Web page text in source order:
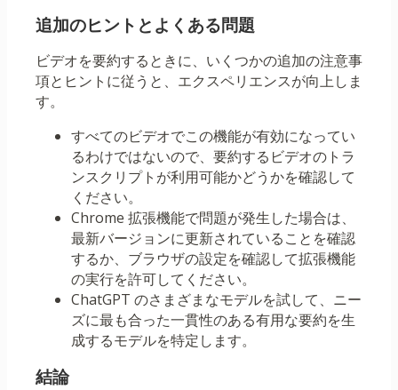
追加のヒントとよくある問題
ビデオを要約するときに、いくつかの追加の注意事
項とヒントに従うと、エクスペリエンスが向上しま
す。
すべてのビデオでこの機能が有効になってい
るわけではないので、要約するビデオのトラ
ンスクリプトが利用可能かどうかを確認して
ください。
Chrome 拡張機能で問題が発生した場合は、
最新バージョンに更新されていることを確認
するか、ブラウザの設定を確認して拡張機能
の実行を許可してください。
ChatGPT のさまざまなモデルを試して、ニー
ズに最も合った一貫性のある有用な要約を生
成するモデルを特定します。
結論